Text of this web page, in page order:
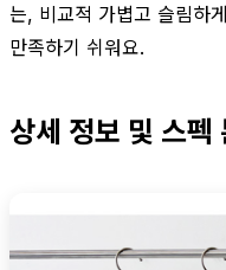
는, 비교적 가볍고 슬림하
만족하기 쉬워요.
상세 정보 및 스펙